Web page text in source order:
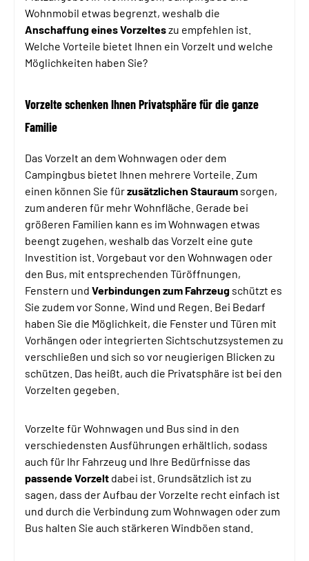
Wohnmobil etwas begrenzt, weshalb die
Anschaffung eines Vorzelteszu empfehlen ist.
Welche Vorteile bietet Ihnen ein Vorzelt und welche
Möglichkeiten haben Sie?
Vorzelte schenken Ihnen Privatsphäre für die ganze
Familie
Das Vorzelt an dem Wohnwagen oder dem
Campingbus bietet Ihnen mehrere Vorteile. Zum
einen können Sie fürzusätzlichen Stauraum sorgen,
zum anderen für mehr Wohnfläche. Gerade bei
größeren Familien kann es im Wohnwagen etwas
beengt zugehen, weshalb das Vorzelt eine gute
Investition ist. Vorgebaut vor den Wohnwagen oder
den Bus, mit entsprechenden Türöffnungen,
Fenstern und Verbindungen zum Fahrzeug schützt es
Sie zudem vor Sonne, Wind und Regen. Bei Bedarf
haben Sie die Möglichkeit, die Fenster und Türen mit
Vorhängen oder integrierten Sichtschutzsystemen zu
verschließen und sich so vor neugierigen Blicken zu
schützen. Das heißt, auch die Privatsphäre ist bei den
Vorzelten gegeben.
Vorzelte für Wohnwagen und Bus sind in den
verschiedensten Ausführungen erhältlich, sodass
auch für Ihr Fahrzeug und Ihre Bedürfnisse das
passende Vorzelt dabei ist. Grundsätzlich ist zu
sagen, dass der Aufbau der Vorzelte recht einfach ist
und durch die Verbindung zum Wohnwagen oder zum
Bus halten Sie auch stärkeren Windböen stand.